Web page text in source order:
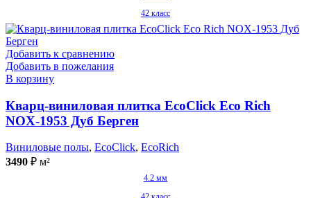
42 класс
Добавить к сравнению
Добавить в пожелания
В корзину
Кварц-виниловая плитка EcoClick Eco Rich
NOX-1953 Дуб Берген
Виниловые полы, EcoClick, EcoRich
3490 ₽ м²
4.2 мм